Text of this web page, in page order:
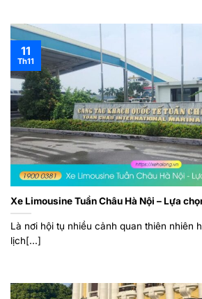
Xe Limousine Tuần Châu Hà Nội – Lựa
Là nơi hội tụ nhiều cảnh quan thiên nhiên
lịch[...]
11
Th11